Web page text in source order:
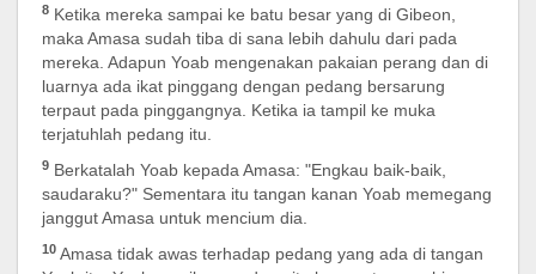
8 Ketika mereka sampai ke batu besar yang di Gibeon,
maka Amasa sudah tiba di sana lebih dahulu dari pada
mereka. Adapun Yoab mengenakan pakaian perang dan di
luarnya ada ikat pinggang dengan pedang bersarung
terpaut pada pinggangnya. Ketika ia tampil ke muka
terjatuhlah pedang itu.
9 Berkatalah Yoab kepada Amasa: "Engkau baik-baik,
saudaraku?" Sementara itu tangan kanan Yoab memegang
janggut Amasa untuk mencium dia.
10 Amasa tidak awas terhadap pedang yang ada di tangan